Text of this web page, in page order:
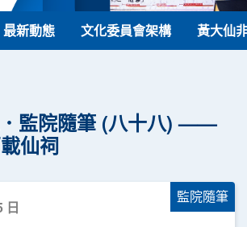
聯絡我們
最新動態 文化委員會架構 黃大仙
監院隨筆 (八十八) ——
仙祠
監院隨筆
日